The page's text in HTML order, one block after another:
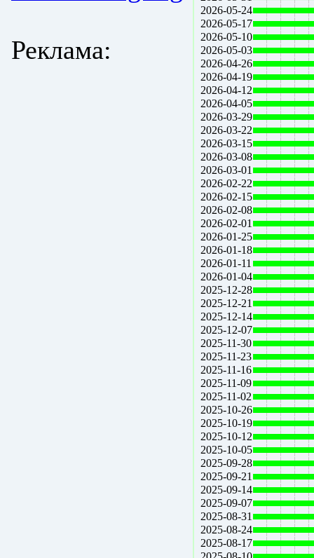
Реклама:
2026-05-24
2026-05-17
2026-05-10
2026-05-03
2026-04-26
2026-04-19
2026-04-12
2026-04-05
2026-03-29
2026-03-22
2026-03-15
2026-03-08
2026-03-01
2026-02-22
2026-02-15
2026-02-08
2026-02-01
2026-01-25
2026-01-18
2026-01-11
2026-01-04
2025-12-28
2025-12-21
2025-12-14
2025-12-07
2025-11-30
2025-11-23
2025-11-16
2025-11-09
2025-11-02
2025-10-26
2025-10-19
2025-10-12
2025-10-05
2025-09-28
2025-09-21
2025-09-14
2025-09-07
2025-08-31
2025-08-24
2025-08-17